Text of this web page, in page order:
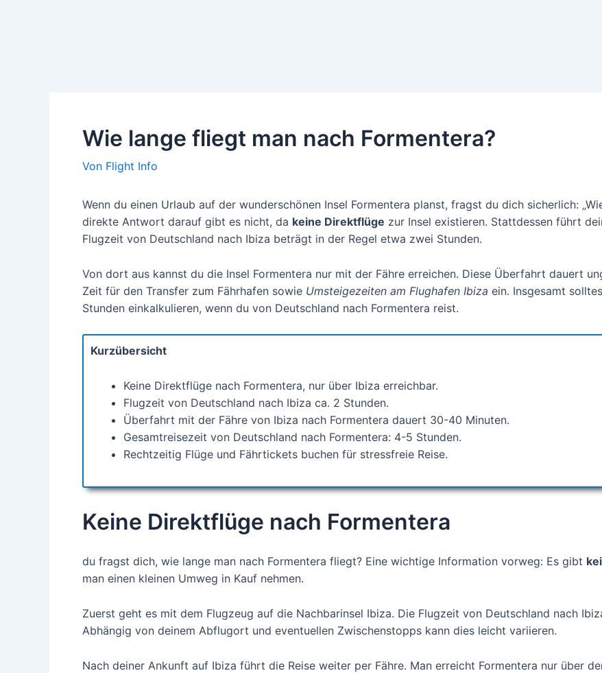
Wie lange fliegt man nach Formentera?
Von Flight Info
Wenn du einen Urlaub auf der wunderschönen Insel Formentera planst, fragst du dich sicherlich:
direkte Antwort darauf gibt es nicht, da keine Direktflüge zur Insel existieren. Stattdessen führt
Flugzeit von Deutschland nach Ibiza beträgt in der Regel etwa zwei Stunden.
Von dort aus kannst du die Insel Formentera nur mit der Fähre erreichen. Diese Überfahrt dauert
Zeit für den Transfer zum Fährhafen sowie Umsteigezeiten am Flughafen Ibiza ein. Insgesamt
Stunden einkalkulieren, wenn du von Deutschland nach Formentera reist.
Kurzübersicht
Keine Direktflüge nach Formentera, nur über Ibiza erreichbar.
Flugzeit von Deutschland nach Ibiza ca. 2 Stunden.
Überfahrt mit der Fähre von Ibiza nach Formentera dauert 30-40 Minuten.
Gesamtreisezeit von Deutschland nach Formentera: 4-5 Stunden.
Rechtzeitig Flüge und Fährtickets buchen für stressfreie Reise.
Keine Direktflüge nach Formentera
du fragst dich, wie lange man nach Formentera fliegt? Eine wichtige Information vorweg: Es gibt
man einen kleinen Umweg in Kauf nehmen.
Zuerst geht es mit dem Flugzeug auf die Nachbarinsel Ibiza. Die Flugzeit von Deutschland nach
Abhängig von deinem Abflugort und eventuellen Zwischenstopps kann dies leicht variieren.
Nach deiner Ankunft auf Ibiza führt die Reise weiter per Fähre. Man erreicht Formentera nur über